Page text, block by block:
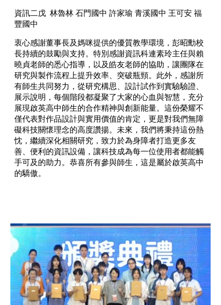
資訊二戊 林魯林 石門國中 許家瑜 青溪國中 王可安 福
豐國中
衷心感謝董事長及媽咪提供的優質教學環境，彭昭勳校
長持續的鼓勵與支持。特別感謝資訊科連素玲主任與賴
曉貞老師的悉心指導，以及皓友老師的協助，讓團隊在
研究與製作流程上提升效率、突破瓶頸。此外，感謝所
有師生共同努力，從研究構思、設計試作到實驗驗證、
展示說明，每個階段都凝聚了大家的心血與智慧，充分
展現啟英高中師生的合作精神與創新能量。這份榮耀不
僅代表對作品設計與實用價值的肯定，更是對我們無障
礙科技關懷理念的高度讚揚。未來，我們將秉持這份熱
忱，繼續深化相關研究，致力於為身障者打造更多友
善、便利的資訊設備，讓科技成為每一位使用者都能觸
手可及的助力。恭喜所有參與師生，這是屬於啟英高中
的驕傲。